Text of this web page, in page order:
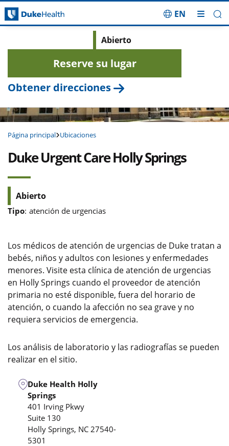
Saltar navegación
EN
Página principal Ubicaciones
Duke Urgent Care Holly Springs
Abierto
Tipo: atención de urgencias
Abierto
Reserve su lugar
Obtener direcciones
Los médicos de atención de urgencias de Duke tratan a
bebés, niños y adultos con lesiones y enfermedades
menores. Visite esta clínica de atención de urgencias
en Holly Springs cuando el proveedor de atención
primaria no esté disponible, fuera del horario de
atención, o cuando la afección no sea grave y no
requiera servicios de emergencia.
Los análisis de laboratorio y las radiografías se pueden
realizar en el sitio.
Duke Health Holly
Springs
401 Irving Pkwy
Suite 130
Holly Springs, NC 27540-
5301